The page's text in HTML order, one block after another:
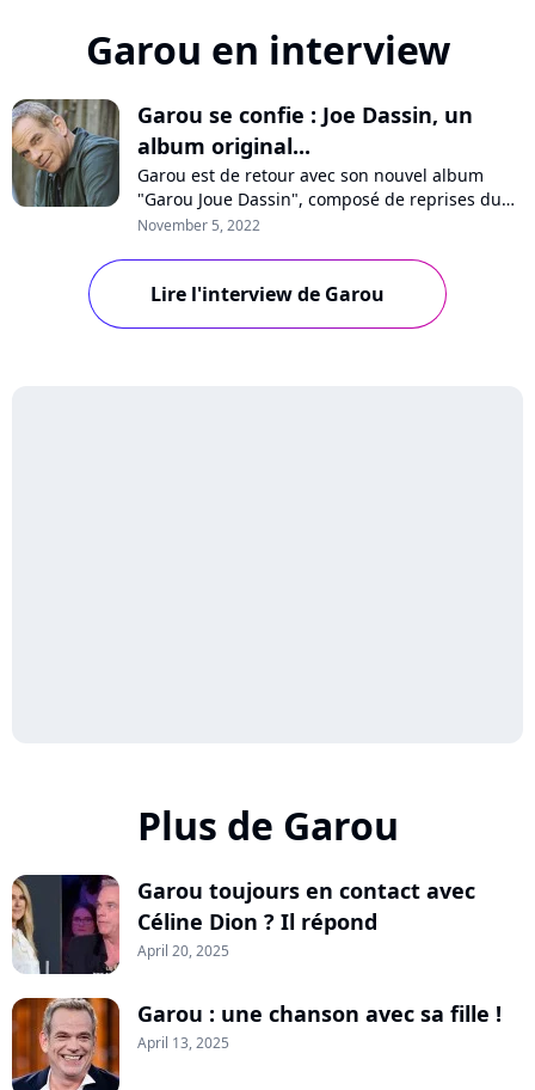
Garou en interview
Garou se confie : Joe Dassin, un
album original...
Garou est de retour avec son nouvel album
"Garou Joue Dassin", composé de reprises du
célèbre chanteur disparu. En interview sur
bercé son enfance, nous raconte comment il a
réussi à les revisiter et révèle qu'il a écrit son
prochain album, composé de chans...
November 5, 2022
Lire l'interview de Garou
Plus de Garou
Garou toujours en contact avec
Céline Dion ? Il répond
April 20, 2025
Garou : une chanson avec sa fille !
April 13, 2025